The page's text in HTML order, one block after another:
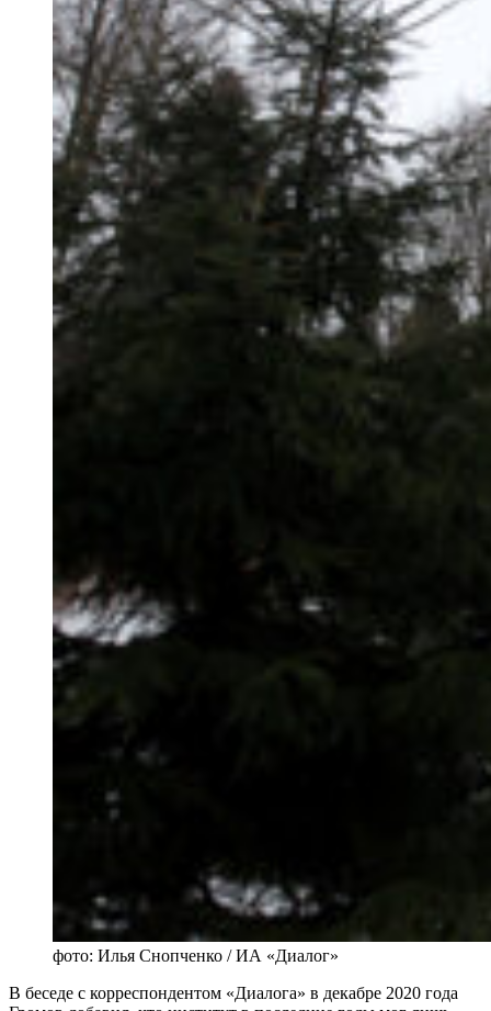
фото: Илья Снопченко / ИА «Диалог»
В беседе с корреспондентом «Диалога» в декабре 2020 года